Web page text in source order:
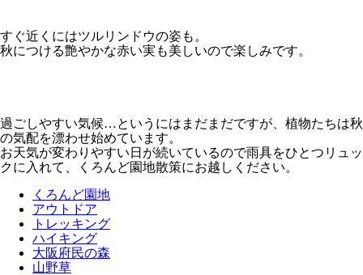
すぐ近くにはツルリンドウの姿も。
秋につける艶やかな赤い実も美しいので楽しみです。
過ごしやすい気候…というにはまだまだですが、植物たちは秋
の気配を漂わせ始めています。
お天気が変わりやすい日が続いているので雨具をひとつリュッ
クに入れて、くろんど園地散策にお越しください。
くろんど園地
アウトドア
トレッキング
ハイキング
大阪府民の森
山野草